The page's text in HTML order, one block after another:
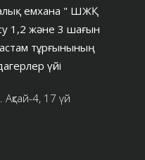
емхана " ШЖҚ
1,2 және 3 шағын
тұрғынының
үйі
4, 17 үй